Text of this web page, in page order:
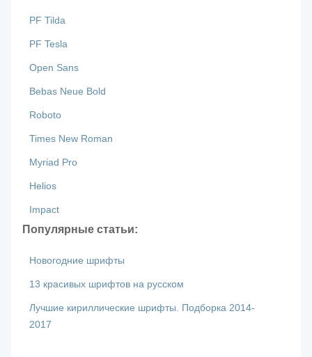
PF Tilda
PF Tesla
Open Sans
Bebas Neue Bold
Roboto
Times New Roman
Myriad Pro
Helios
Impact
Популярные статьи:
Новогодние шрифты
13 красивых шрифтов на русском
Лучшие кириллические шрифты. Подборка 2014-
2017